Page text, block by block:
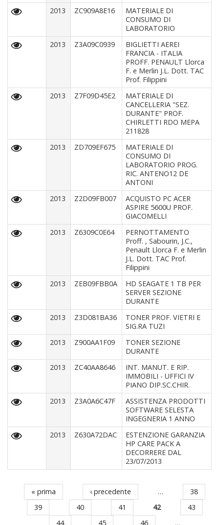
2013
ZC909A8E16
MATERIALE DI
CONSUMO DI
LABORATORIO
2013
Z3A09C0939
BIGLIETTI AEREI
FRANCIA - ITALIA
PROFF. PENAULT Llorca
F. e Merlin J.L. Dott. TAC
Prof. Filippini
2013
Z7F09D45E2
MATERIALE DI
CANCELLERIA "SEZ.
DURANTE" PROF.
CHIRLETTI RDO MEPA
211828
2013
ZD709EF675
MATERIALE DI
CONSUMO DI
LABORATORIO PROG.
RIC. ANTENO12 DE
ANTONI
2013
Z2D09FB007
ACQUISTO PC ACER
ASPIRE 5600U PROF.
GIACOMELLI
2013
Z6309C0E64
PERNOTTAMENTO
Proff. , Sabourin, J.C.,
Penault Llorca F. e Merlin
J.L. Dott. TAC Prof.
Filippini
2013
ZEB09FBB0A
HD SEAGATE 1 TB PER
SERVER SEZIONE
DURANTE
2013
Z3D081BA36
TONER PROF. VIETRI E
SIG.RA TUZI
2013
Z900AA1F09
TONER SEZIONE
DURANTE
2013
ZC40AA8646
INT. MANUT. E RIP.
IMMOBILI - UFFICI IV
PIANO DIP.SC.CHIR.
2013
Z3A0A6C47F
ASSISTENZA PRODOTTI
SOFTWARE SELESTA
INGEGNERIA 1 ANNO
2013
Z630A72DAC
ESTENZIONE GARANZIA
HP CARE PACK A
DECORRERE DAL
23/07/2013
Pagine
« prima ‹ precedente …
38
39
40 41 42
43
44
45 46 …